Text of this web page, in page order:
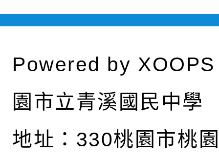
Powered by XOOPS
園市立青溪國民中學
地址： 330桃園市桃